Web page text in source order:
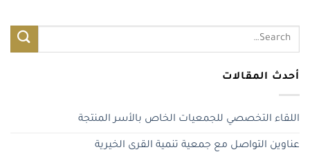
أحدث المقالات
اللقاء التخصصي للجمعيات الخاص بالأسر المنتجة
عناوين التواصل مع جمعية تنمية القرى الخيرية